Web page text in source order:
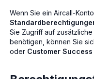
Wenn Sie ein Aircall-
Sie Zugriff auf
benötigen, können Sie
oder Customer